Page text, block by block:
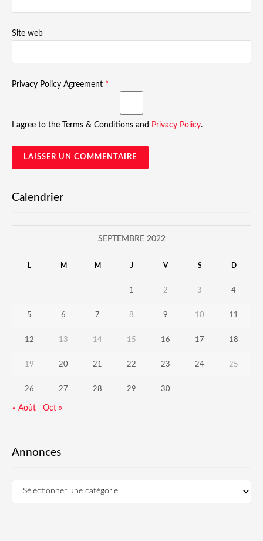
Site web
Privacy Policy Agreement *
I agree to the Terms & Conditions and Privacy Policy.
Calendrier
SEPTEMBRE 2022
L M M J V S D
1 2 3 4
5 6 7 8 9 10 11
12 13 14 15 16 17 18
19 20 21 22 23 24 25
26 27 28 29 30
« Août Oct »
Annonces